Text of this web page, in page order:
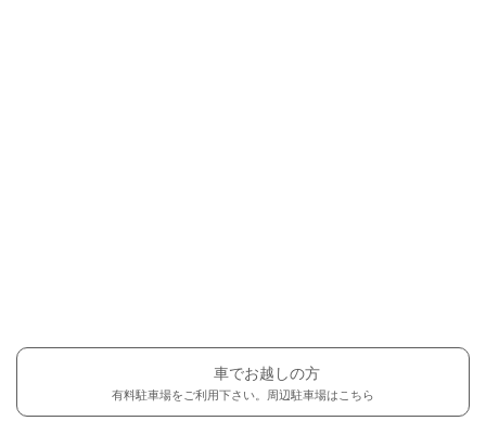
車でお越しの方
有料駐車場をご利用下さい。周辺駐車場はこちら